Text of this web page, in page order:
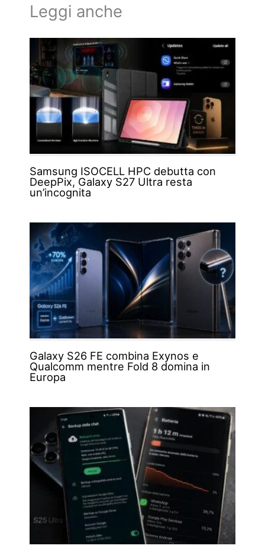
Leggi anche
Samsung ISOCELL HPC debutta con
DeepPix, Galaxy S27 Ultra resta
un’incognita
Galaxy S26 FE combina Exynos e
Qualcomm mentre Fold 8 domina in
Europa